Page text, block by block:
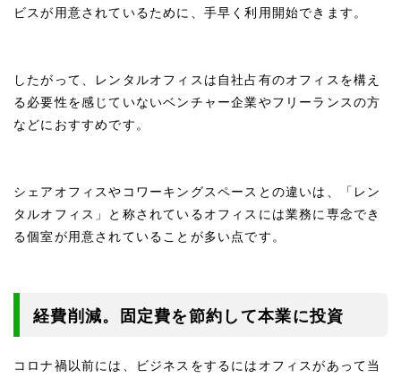
ビスが用意されているために、手早く利用開始できます。
したがって、レンタルオフィスは自社占有のオフィスを構え
る必要性を感じていないベンチャー企業やフリーランスの方
などにおすすめです。
シェアオフィスやコワーキングスペースとの違いは、「レン
タルオフィス」と称されているオフィスには業務に専念でき
る個室が用意されていることが多い点です。
経費削減。固定費を節約して本業に投資
コロナ禍以前には、ビジネスをするにはオフィスがあって当